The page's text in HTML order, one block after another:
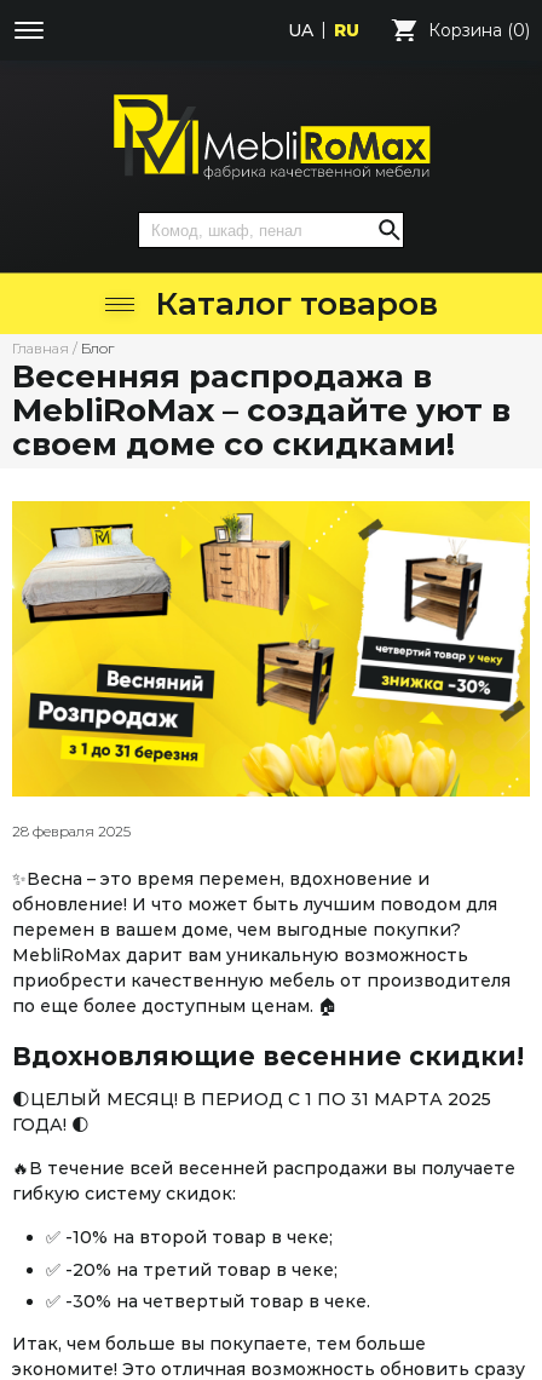
UA RU Корзина (0)
Каталог товаров
Главная / Блог
Весенняя распродажа в
MebliRoMax – создайте уют в
своем доме со скидками!
28 февраля 2025
✨Весна – это время перемен, вдохновение и
обновление! И что может быть лучшим поводом для
перемен в вашем доме, чем выгодные покупки?
MebliRoMax дарит вам уникальную возможность
приобрести качественную мебель от производителя
по еще более доступным ценам. 🏠
Вдохновляющие весенние скидки!
🌓ЦЕЛЫЙ МЕСЯЦ! В ПЕРИОД С 1 ПО 31 МАРТА 2025
ГОДА! 🌓
🔥В течение всей весенней распродажи вы получаете
гибкую систему скидок:
✅ -10% на второй товар в чеке;
✅ -20% на третий товар в чеке;
✅ -30% на четвертый товар в чеке.
Итак, чем больше вы покупаете, тем больше
экономите! Это отличная возможность обновить сразу